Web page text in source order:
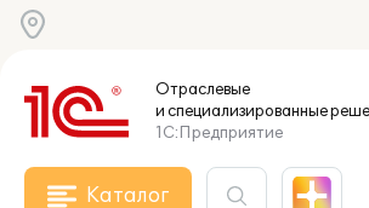
Отраслевые
и специализированные
1С:Предприятие
Каталог